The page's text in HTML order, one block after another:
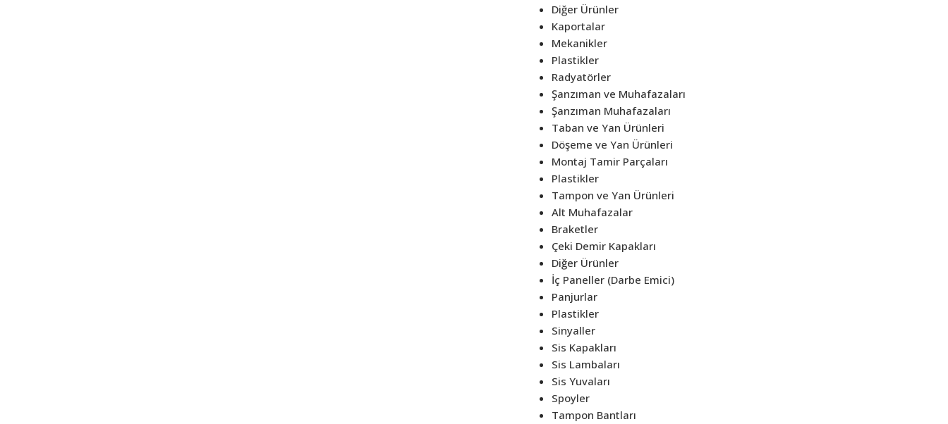
Diğer Ürünler
Kaportalar
Mekanikler
Plastikler
Radyatörler
Şanzıman ve Muhafazaları
Şanzıman Muhafazaları
Taban ve Yan Ürünleri
Döşeme ve Yan Ürünleri
Montaj Tamir Parçaları
Plastikler
Tampon ve Yan Ürünleri
Alt Muhafazalar
Braketler
Çeki Demir Kapakları
Diğer Ürünler
İç Paneller (Darbe Emici)
Panjurlar
Plastikler
Sinyaller
Sis Kapakları
Sis Lambaları
Sis Yuvaları
Spoyler
Tampon Bantları